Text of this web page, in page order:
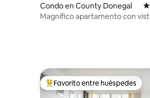
Condo en County Donegal
Magnífico apartamento con
Favorito entre huéspedes
Favorito entre huéspedes